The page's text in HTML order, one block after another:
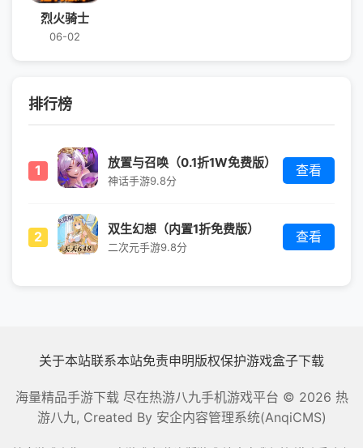
烈火骑士
06-02
排行榜
1 放置与召唤（0.1折1W免费版）
神话手游9.8分
查看
2 双生幻想（内置1折免费版）
二次元手游9.8分
查看
关于本站联系本站免责申明版权保护游戏盒子下载
海量精品手游下载 尽在热游八九手机游戏平台 © 2026 热
游八九, Created By 安企内容管理系统(AnqiCMS)